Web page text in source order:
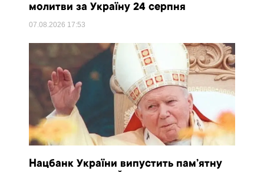
молитви за Україну 24 серпня
07.08.2026 17:53
Нацбанк України випустить пам’ятну